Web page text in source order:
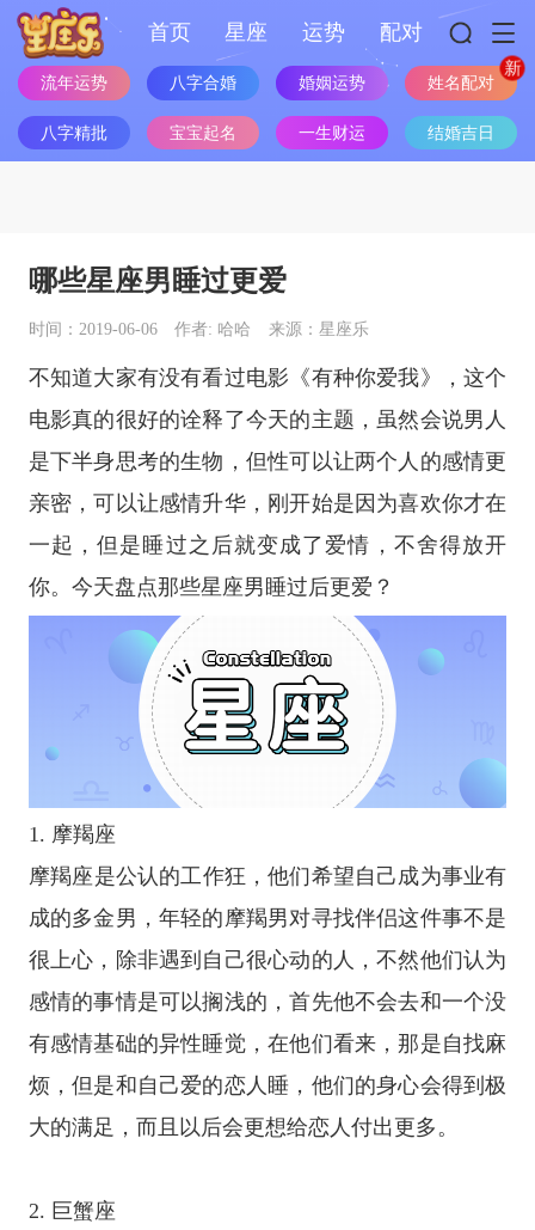
首页 星座 运势 配对
流年运势 八字合婚 婚姻运势 姓名配对
八字精批 宝宝起名 一生财运 结婚吉日
哪些星座男睡过更爱
时间：2019-06-06 作者: 哈哈 来源：星座乐
不知道大家有没有看过电影《有种你爱我》，这个
电影真的很好的诠释了今天的主题，虽然会说男人
是下半身思考的生物，但性可以让两个人的感情更
亲密，可以让感情升华，刚开始是因为喜欢你才在
一起，但是睡过之后就变成了爱情，不舍得放开
你。今天盘点那些星座男睡过后更爱？
1. 摩羯座
摩羯座是公认的工作狂，他们希望自己成为事业有
成的多金男，年轻的摩羯男对寻找伴侣这件事不是
很上心，除非遇到自己很心动的人，不然他们认为
感情的事情是可以搁浅的，首先他不会去和一个没
有感情基础的异性睡觉，在他们看来，那是自找麻
烦，但是和自己爱的恋人睡，他们的身心会得到极
大的满足，而且以后会更想给恋人付出更多。
2. 巨蟹座